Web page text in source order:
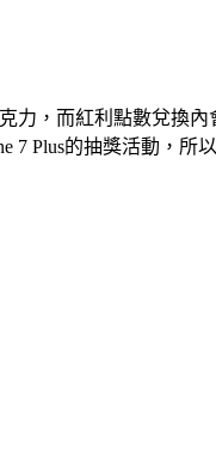
力，而紅利點數兌換
Plus的抽獎活動，